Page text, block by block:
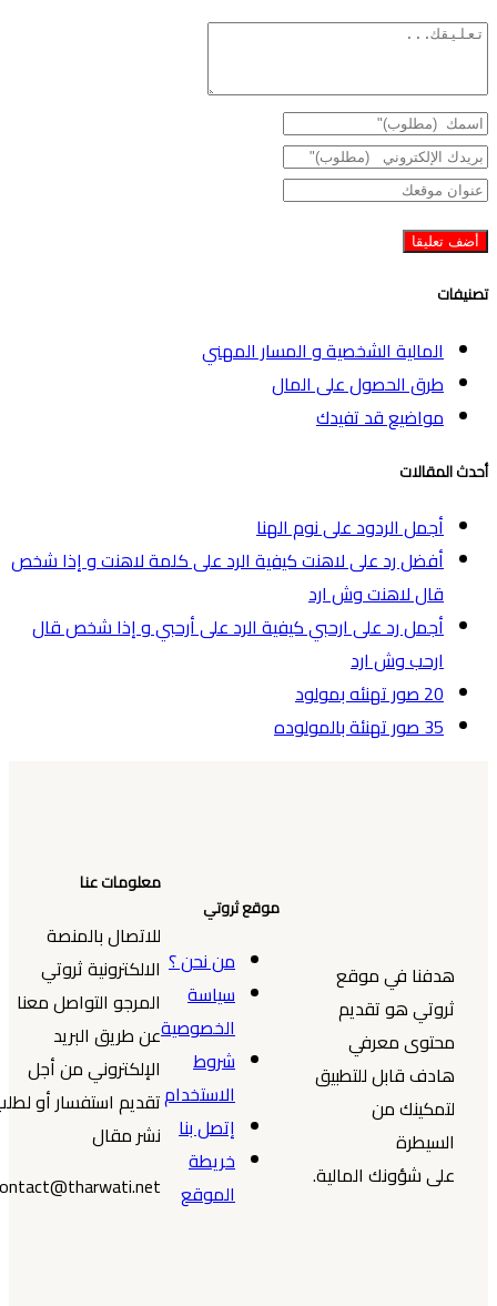
تصنيفات
المالية الشخصية و المسار المهني
طرق الحصول على المال
مواضيع قد تفيدك
أحدث المقالات
أجمل الردود على نوم الهنا
أفضل رد على لاهنت كيفية الرد على كلمة لاهنت و إذا شخص
قال لاهنت وش ارد
أجمل رد على ارحبي كيفية الرد على أرحبي و إذا شخص قال
ارحب وش ارد
20 صور تهنئه بمولود
35 صور تهنئة بالمولوده
هدفنا في موقع
ثروتي هو تقديم
محتوى معرفي
هادف قابل للتطبيق
لتمكينك من
السيطرة
على شؤونك المالية.
موقع ثروتي
من نحن ؟
سياسة
الخصوصية
شروط
الاستخدام
إتصل بنا
خريطة
الموقع
معلومات عنا
للاتصال بالمنصة
الالكترونية ثروتي
المرجو التواصل معنا
عن طريق البريد
الإلكتروني من أجل
تقديم استفسار أو لطلب
نشر مقال
contact@tharwati.net